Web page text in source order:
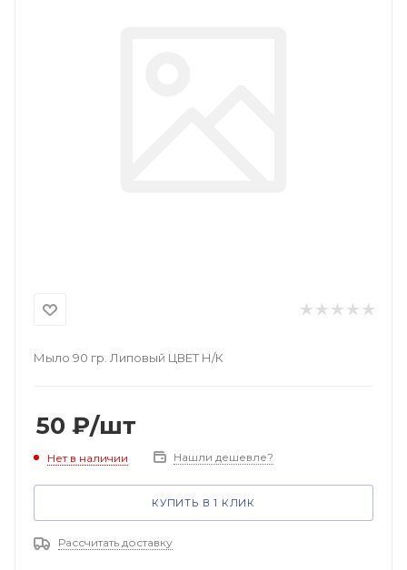
Мыло 90 гр. Липовый ЦВЕТ Н/К
50 ₽/шт
Нет в наличии Нашли дешевле?
КУПИТЬ В 1 КЛИК
Рассчитать доставку